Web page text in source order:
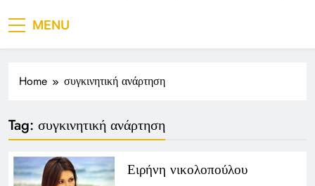
Κοινωνικός Τουρισμός: Ο ΟΠΕΚΑ ξεκινά νωρίτερα
τις αιτήσεις
Μπέσσυ αργυράκη
Νέα Κρήτη: Σαρακήνικο και η φράση «Κρήτη
MENU
Home συγκινητική ανάρτηση
Tag: συγκινητική ανάρτηση
Ειρήνη νικολοπούλου